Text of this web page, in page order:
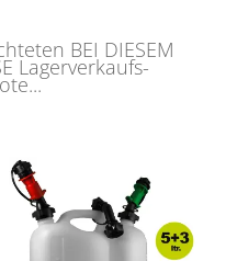
BEI DIESEM
Lagerverkaufs-